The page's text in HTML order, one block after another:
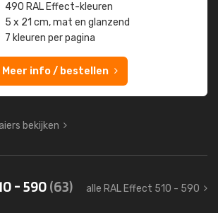
490 RAL Effect-kleuren
5 x 21 cm, mat en glanzend
7 kleuren per pagina
Meer info / bestellen
bekijken
- 590(63) alle RAL Effect 510 - 590